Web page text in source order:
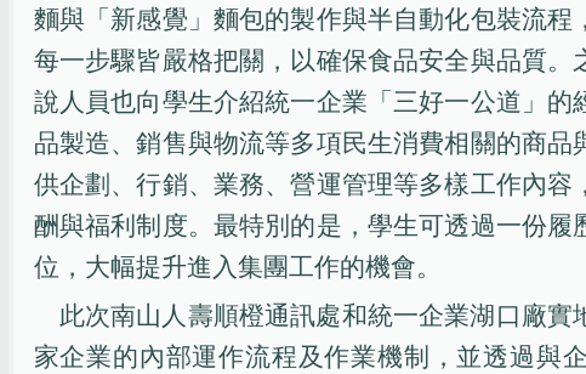
麵與「新感覺」麵包的製作與半自動化包裝流程
每一步驟皆嚴格把關，以確保食品安全與品質
說人員也向學生介紹統一企業「三好一公道」
品製造、銷售與物流等多項民生消費相關的商
供企劃、行銷、業務、營運管理等多樣工作內
酬與福利制度。最特別的是，學生可透過一份
位，大幅提升進入集團工作的機會。
此次南山人壽順橙通訊處和統一企業湖口廠
家企業的內部運作流程及作業機制，並透過與